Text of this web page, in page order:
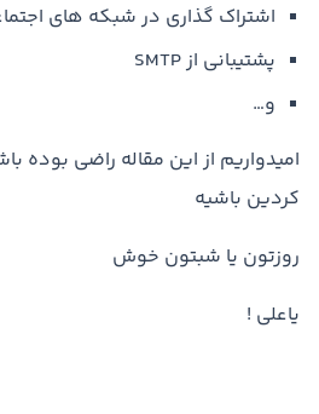
اشتراک گذاری در شبکه های
پشتیبانی از SMTP
و…
امیدواریم از این مقاله راضی بوده
کردین باشیه
روزتون یا شبتون خوش
یاعلی !